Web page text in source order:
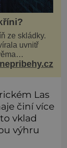
ze skládky.
uvnitř
byt. Skoro
Las
činí více
vklad
výhru